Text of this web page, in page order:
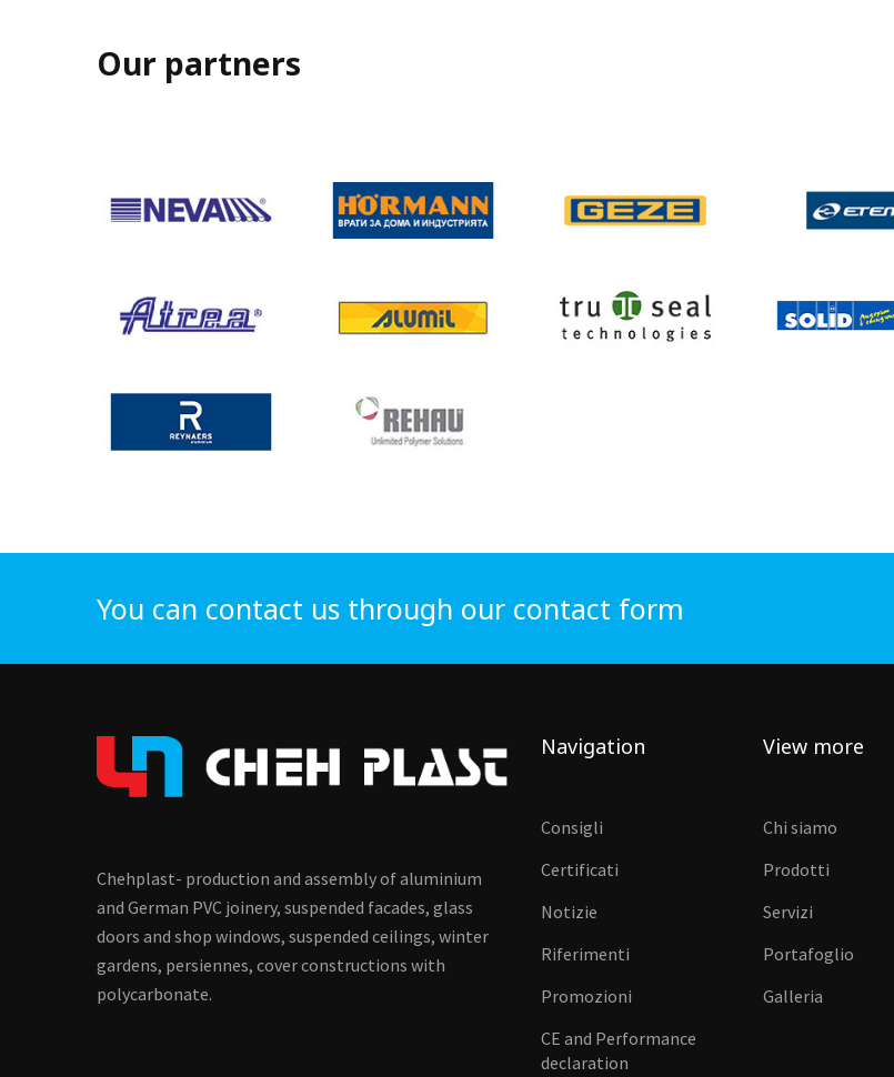
Our partners
You can contact us through our contact form
Chehplast- production and assembly of aluminium
and German PVC joinery, suspended facades, glass
doors and shop windows, suspended ceilings, winter
gardens, persiennes, cover constructions with
polycarbonate.
Navigation
Consigli
Certificati
Notizie
Riferimenti
Promozioni
CE and Performance
declaration
View more
Chi siamo
Prodotti
Servizi
Portafoglio
Galleria